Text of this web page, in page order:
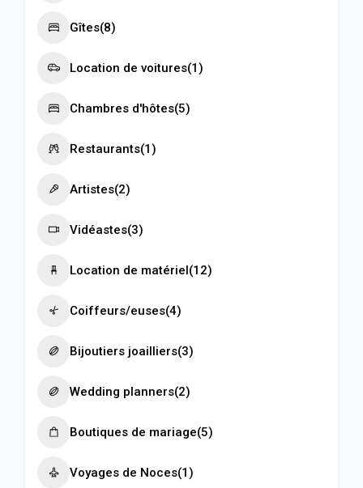
Gîtes(8)
Location de voitures(1)
Chambres d'hôtes(5)
Restaurants(1)
Artistes(2)
Vidéastes(3)
Location de matériel(12)
Coiffeurs/euses(4)
Bijoutiers joailliers(3)
Wedding planners(2)
Boutiques de mariage(5)
Voyages de Noces(1)